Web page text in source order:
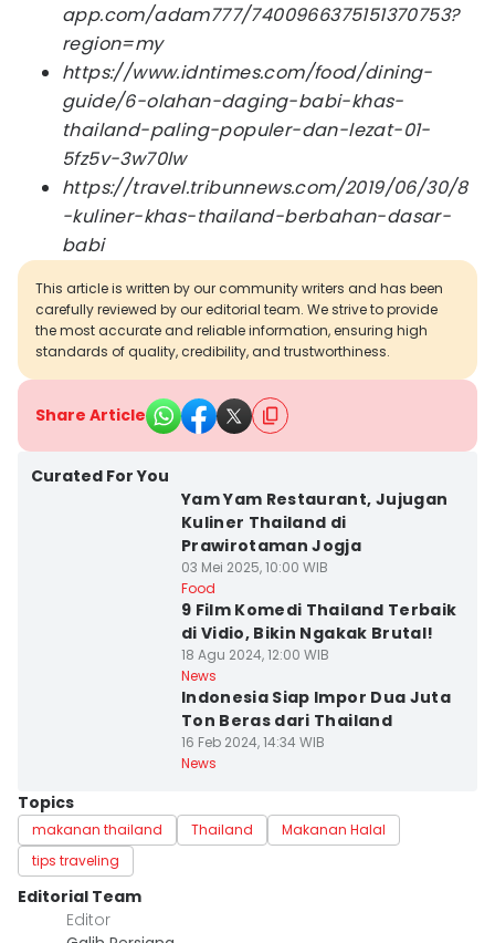
app.com/adam777/7400966375151370753?
region=my
https://www.idntimes.com/food/dining-
guide/6-olahan-daging-babi-khas-
thailand-paling-populer-dan-lezat-01-
5fz5v-3w70lw
https://travel.tribunnews.com/2019/06/30/8
-kuliner-khas-thailand-berbahan-dasar-
babi
This article is written by our community writers and has been
carefully reviewed by our editorial team. We strive to provide
the most accurate and reliable information, ensuring high
standards of quality, credibility, and trustworthiness.
Share Article
Curated For You
Yam Yam Restaurant, Jujugan
Kuliner Thailand di
Prawirotaman Jogja
03 Mei 2025, 10:00 WIB
Food
9 Film Komedi Thailand Terbaik
di Vidio, Bikin Ngakak Brutal!
18 Agu 2024, 12:00 WIB
News
Indonesia Siap Impor Dua Juta
Ton Beras dari Thailand
16 Feb 2024, 14:34 WIB
News
Topics
makanan thailand Thailand
Makanan Halal
tips traveling
Editorial Team
Editor